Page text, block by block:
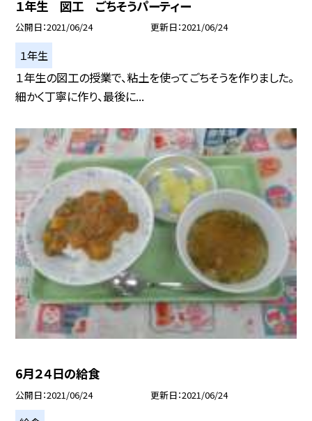
１年生 図工 ごちそうパーティー
公開日 2021/06/24 更新日 2021/06/24
１年生
１年生の図工の授業で、粘土を使ってごちそうを作りました。
細かく丁寧に作り、最後に...
6月２４日の給食
公開日 2021/06/24 更新日 2021/06/24